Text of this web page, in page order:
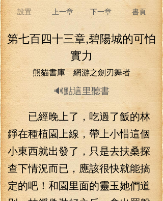
設置 上一章 下一章 書頁
第七百四十三章,碧陽城的可怕
實力
熊貓書庫 網游之劍刃舞者
🔊點這里聽書
已經晚上了，吃過了飯的林
錚在種植園上線，帶上小惜這個
小東西就出發了，只是去扶桑探
查下情況而已，應該很快就能搞
定的吧！和園里面的靈玉她們道